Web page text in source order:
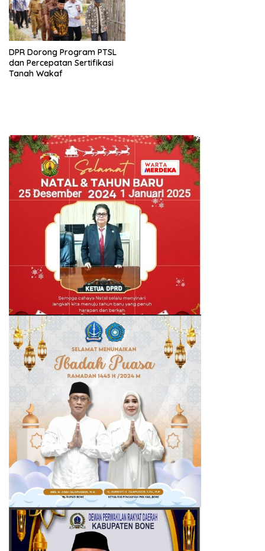
DPR Dorong Program PTSL
dan Percepatan Sertifikasi
Tanah Wakaf